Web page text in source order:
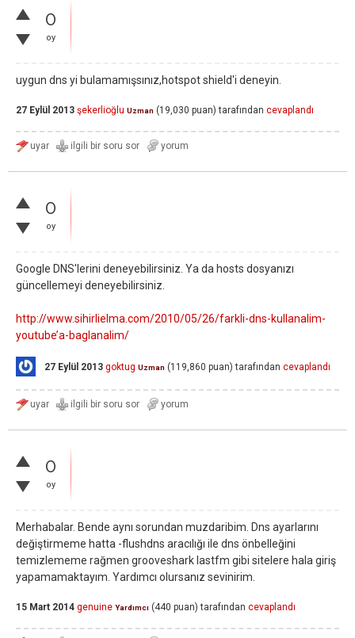
0
oy
uygun dns yi bulamamışsınız,hotspot shield'i deneyin.
27 Eylül 2013 şekerlioğlu Uzman (19,030 puan) tarafından cevaplandı
0
oy
Google DNS'lerini deneyebilirsiniz. Ya da hosts dosyanızı
güncellemeyi deneyebilirsiniz.
http://www.sihirlielma.com/2010/05/26/farkli-dns-kullanalim-
youtube’a-baglanalim/
27 Eylül 2013 goktug Uzman (119,860 puan) tarafından cevaplandı
0
oy
Merhabalar. Bende aynı sorundan muzdaribim. Dns ayarlarını
değiştirmeme hatta -flushdns aracılığı ile dns önbelleğini
temizlememe rağmen grooveshark lastfm gibi sitelere hala giriş
yapamamaktayım. Yardımcı olursanız sevinirim.
15 Mart 2014 genuine Yardımcı (440 puan) tarafından cevaplandı